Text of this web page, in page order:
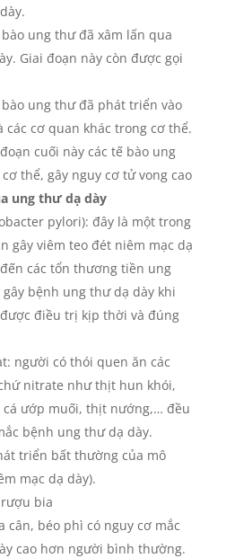
ung thư đã xâm lấn qua
Giai đoạn này còn được gọi
bào ung thư đã phát triển vào
các cơ quan khác trong cơ thể.
cuối này các tế bào ung
thể, gây nguy cơ tử vong cao
ung thư dạ dày
pylori): đây là một trong
gây viêm teo đét niêm mạc dạ
các tổn thương tiền ung
bệnh ung thư dạ dày khi
điều trị kịp thời và đúng
người có thói quen ăn các
nitrate như thịt hun khói,
ướp muối, thịt nướng,… đều
bệnh ung thư dạ dày.
triển bất thường của mô
mạc dạ dày).
bia
cân, béo phì có nguy cơ mắc
cao hơn người bình thường.